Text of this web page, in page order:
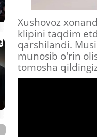
Xushovoz
klipini taqdim
qarshilandi.
munosib o'rin
tomosha